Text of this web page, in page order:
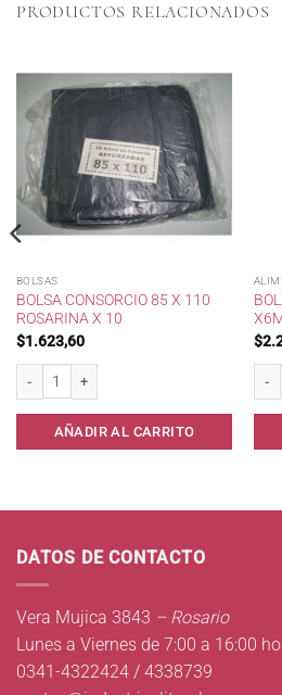
PRODUCTOS RELACIONADOS
BOLSAS
BOLSA CONSORCIO 85 X 110
ROSARINA X 10
$1.623,60
AÑADIR AL CARRITO
$
DATOS DE CONTACTO
Vera Mujica 3843 – Rosario
Lunes a Viernes de 7:00 a 16:00
0341-4322424 / 4338739